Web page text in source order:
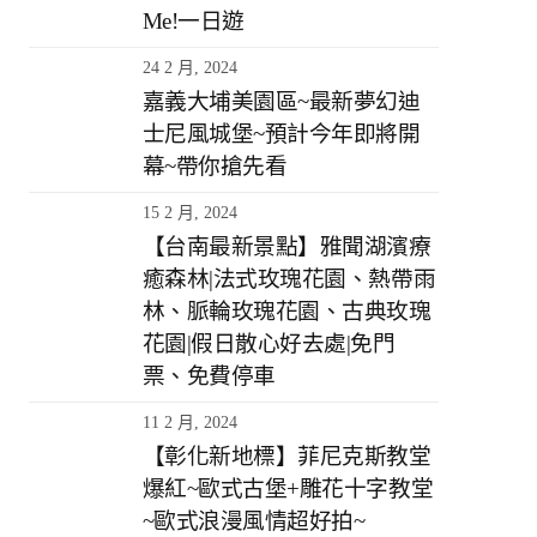
Me!一日遊
24 2 月, 2024
嘉義大埔美園區~最新夢幻迪
士尼風城堡~預計今年即將開
幕~帶你搶先看
15 2 月, 2024
【台南最新景點】雅聞湖濱療
癒森林|法式玫瑰花園、熱帶雨
林、脈輪玫瑰花園、古典玫瑰
花園|假日散心好去處|免門
票、免費停車
11 2 月, 2024
【彰化新地標】菲尼克斯教堂
爆紅~歐式古堡+雕花十字教堂
~歐式浪漫風情超好拍~